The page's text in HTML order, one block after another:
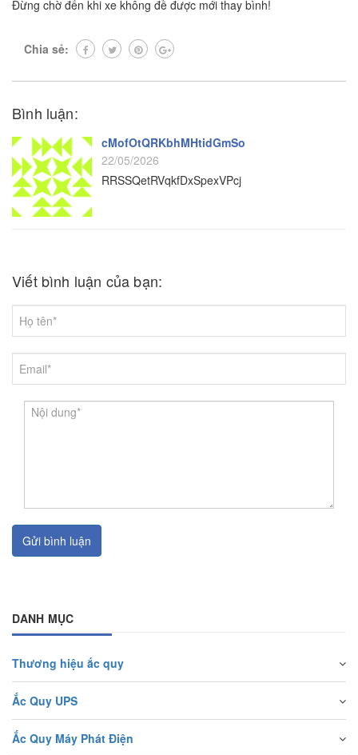
Đừng chờ đến khi xe không đề được mới thay bình!
Chia sẻ:
Bình luận:
cMofOtQRKbhMHtidGmSo
22/05/2026
RRSSQetRVqkfDxSpexVPcj
Viết bình luận của bạn:
Gửi bình luận
DANH MỤC
Thương hiệu ắc quy
Ắc Quy UPS
Ắc Quy Máy Phát Điện